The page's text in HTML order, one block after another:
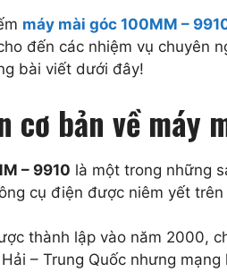
máy mài góc 100MM –
đến các nhiệm vụ chuyên
bài viết dưới đây!
cơ bản về máy
– 9910 là một trong những
cụ điện được niêm yết
thành lập vào năm 2000,
– Trung Quốc nhưng